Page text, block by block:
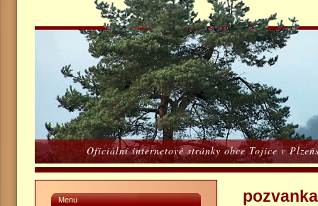
Oficiální internetové stránky obce Tojice v
Menu